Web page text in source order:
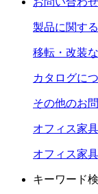
製品に関す
移転・改装
カタログに
その他のお
オフィス家
オフィス家
キーワード